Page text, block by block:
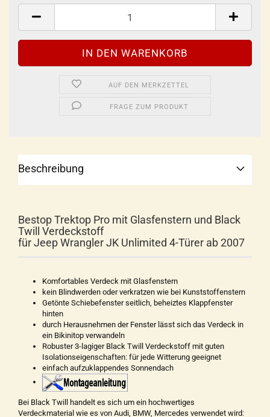
Stk.
AUF DEN MERKZETTEL
FRAGE ZUM PRODUKT
Beschreibung
Bestop Trektop Pro mit Glasfenstern und Black
Twill Verdeckstoff
für Jeep Wrangler JK Unlimited 4-Türer ab 2007
Komfortables Verdeck mit Glasfenstern
kein Blindwerden oder verkratzen wie bei Kunststoffenstern
Getönte Schiebefenster seitlich, beheiztes Klappfenster
hinten
durch Herausnehmen der Fenster lässt sich das Verdeck in
ein Bikinitop verwandeln
Robuster 3-lagiger Black Twill Verdeckstoff mit guten
Isolationseigenschaften: für jede Witterung geeignet
einfach aufzuklappendes Sonnendach
Bei Black Twill handelt es sich um ein hochwertiges
Verdeckmaterial wie es von Audi, BMW, Mercedes verwendet wird: